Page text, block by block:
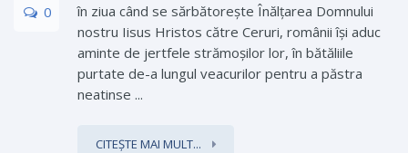
0
în ziua când se sărbătorește Înălțarea Domnului
nostru Iisus Hristos către Ceruri, românii își aduc
aminte de jertfele strămoșilor lor, în bătăliile
purtate de-a lungul veacurilor pentru a păstra
neatinse ...
CITEȘTE MAI MULT...